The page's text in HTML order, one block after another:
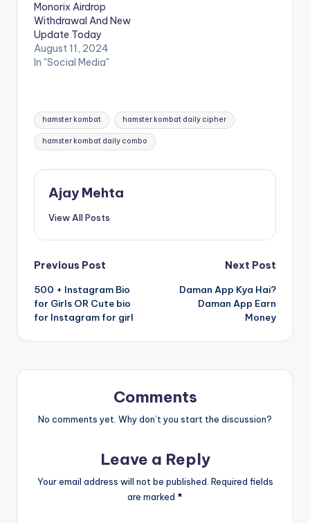
Monorix Airdrop
Withdrawal And New
Update Today
August 11, 2024
In "Social Media"
Tags:
hamster kombat hamster kombat daily cipher
hamster kombat daily combo
Ajay Mehta
View All Posts
Post
navigation
Previous Post
500 + Instagram Bio
for Girls OR Cute bio
for Instagram for girl
Next Post
Daman App Kya Hai?
Daman App Earn
Money
Comments
No comments yet. Why don’t you start the discussion?
Leave a Reply
Your email address will not be published. Required fields
are marked *